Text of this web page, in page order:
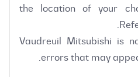
the location of your
Vaudreuil Mitsubishi is